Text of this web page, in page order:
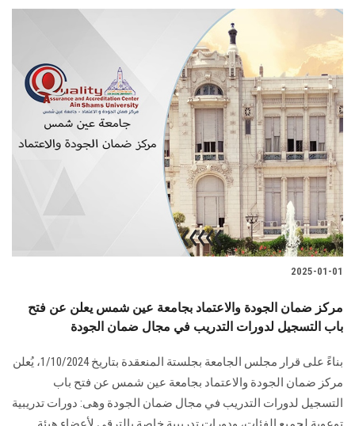
الإعلام
تواصل معنا
الطلاب
هيئة التدريس
الزائـرون
سجل الان
2025-01-01
مركز ضمان الجودة والاعتماد بجامعة عين شمس يعلن عن فتح
باب التسجيل لدورات التدريب في مجال ضمان الجودة
بناءً على قرار مجلس الجامعة بجلستة المنعقدة بتاريخ 1/10/2024، يُعلن
مركز ضمان الجودة والاعتماد بجامعة عين شمس عن فتح باب
التسجيل لدورات التدريب في مجال ضمان الجودة وهى: دورات تدريبية